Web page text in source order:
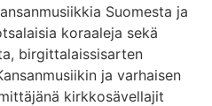
Suomesta ja
koraaleja sekä
birgittalaissisarten
ja varhaisen
kirkkosävellajit